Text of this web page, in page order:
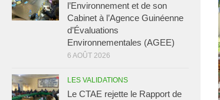
l’Environnement et de son
Cabinet à l’Agence Guinéenne
d’Évaluations
Environnementales (AGEE)
6 AOÛT 2026
LES VALIDATIONS
Le CTAE rejette le Rapport de